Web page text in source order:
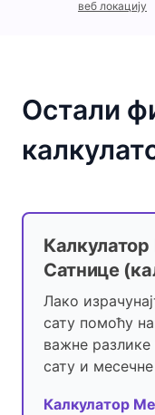
веб локацију
Остали
Сатнице
Лако
сату помоћу
важне разлике
сату и месечне
Калкулатор